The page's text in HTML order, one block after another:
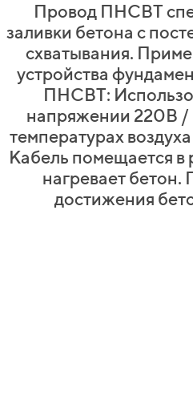
Провод ПНСВТ
заливки бетона с
схватывания.
устройства
ПНСВТ:
напряжении 220В /
температурах
Кабель помещается в
нагревает бетон.
достижения